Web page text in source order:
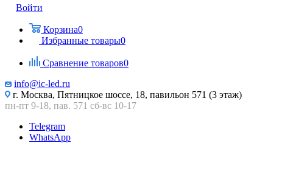
Войти
Корзина0
Избранные товары0
Сравнение товаров0
info@ic-led.ru
г. Москва, Пятницкое шоссе, 18, павильон 571 (3 этаж)
пн-пт 9-18, пав. 571 сб-вс 10-17
Telegram
WhatsApp